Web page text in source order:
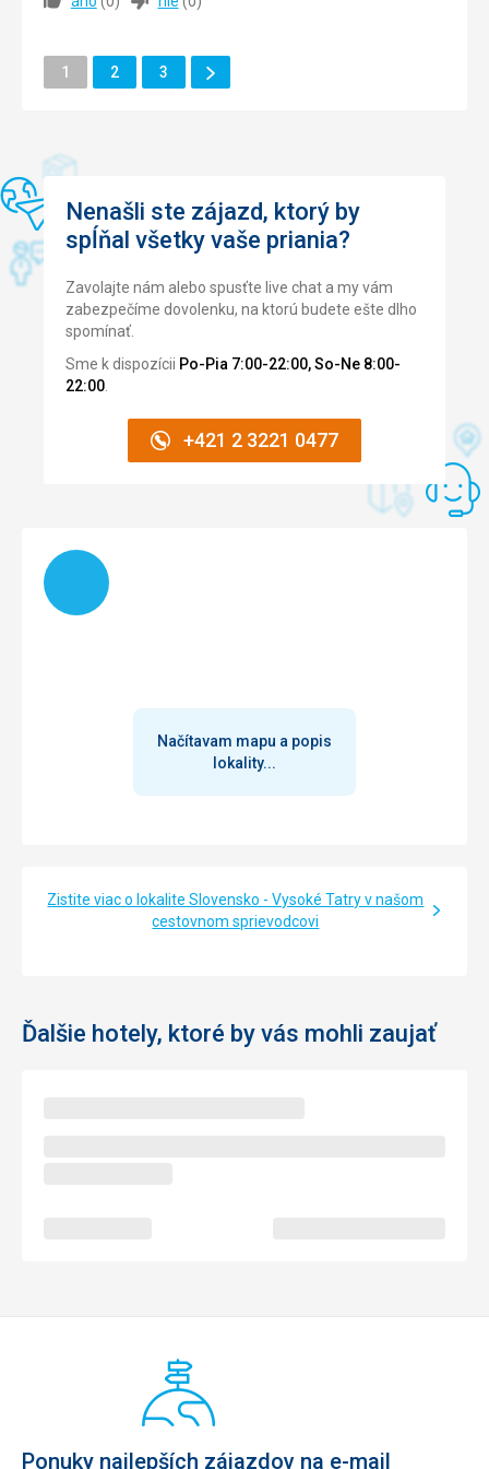
objednali a ďakujeme veľmi
Super izba spokojný aj náš psík .
Okolie
Cena
Strava
Stravování skvělé , pestrá nabídka , obsluhující personál
Ubytovanie
Skvělé ubytování , čistota ,vybavení pokoje dle očekávání
Služby
Doplňkové služby také nad čekávání , personál vstřícný
Táto recenzia bola preložená automaticky pomocou
Google Translate
Stránka
1 Stránka
2 Stránka
3
Ďalšie
Stránka
Nenašli ste zájazd, ktorý by
spĺňal všetky vaše priania?
Zavolajte nám alebo spusťte live chat a my vám
zabezpečíme dovolenku, na ktorú budete ešte dlho
spomínať.
Sme k dispozícii Po-Pia 7:00-22:00, So-Ne 8:00-
22:00.
+421 2 3221 0477
Načítam
Načítavam mapu a popis
lokality...
Zistite viac o lokalite Slovensko - Vysoké Tatry v našom
cestovnom sprievodcovi
Ďalšie hotely, ktoré by vás mohli zaujať
Ponuky najlepších zájazdov na e-mail